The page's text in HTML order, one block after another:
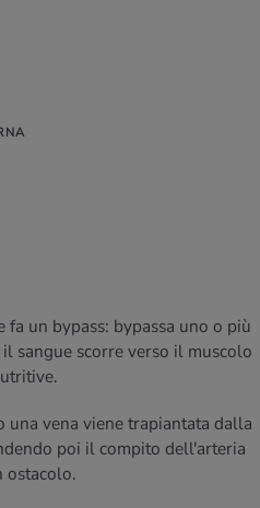
fa un bypass: bypassa uno o più
sangue scorre verso il muscolo
una vena viene trapiantata dalla
poi il compito dell'arteria
ostacolo.